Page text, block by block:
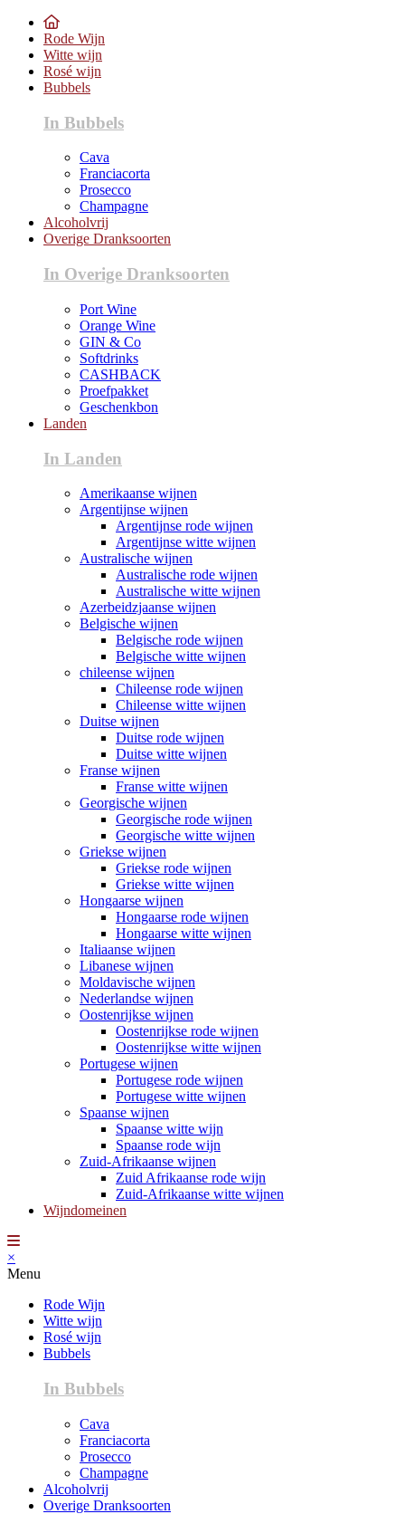
Rode Wijn
Witte wijn
Rosé wijn
Bubbels
In Bubbels
Cava
Franciacorta
Prosecco
Champagne
Alcoholvrij
Overige Dranksoorten
In Overige Dranksoorten
Port Wine
Orange Wine
GIN & Co
Softdrinks
CASHBACK
Proefpakket
Geschenkbon
Landen
In Landen
Amerikaanse wijnen
Argentijnse wijnen
Argentijnse rode wijnen
Argentijnse witte wijnen
Australische wijnen
Australische rode wijnen
Australische witte wijnen
Azerbeidzjaanse wijnen
Belgische wijnen
Belgische rode wijnen
Belgische witte wijnen
chileense wijnen
Chileense rode wijnen
Chileense witte wijnen
Duitse wijnen
Duitse rode wijnen
Duitse witte wijnen
Franse wijnen
Franse witte wijnen
Georgische wijnen
Georgische rode wijnen
Georgische witte wijnen
Griekse wijnen
Griekse rode wijnen
Griekse witte wijnen
Hongaarse wijnen
Hongaarse rode wijnen
Hongaarse witte wijnen
Italiaanse wijnen
Libanese wijnen
Moldavische wijnen
Nederlandse wijnen
Oostenrijkse wijnen
Oostenrijkse rode wijnen
Oostenrijkse witte wijnen
Portugese wijnen
Portugese rode wijnen
Portugese witte wijnen
Spaanse wijnen
Spaanse witte wijn
Spaanse rode wijn
Zuid-Afrikaanse wijnen
Zuid Afrikaanse rode wijn
Zuid-Afrikaanse witte wijnen
Wijndomeinen
×
Menu
Rode Wijn
Witte wijn
Rosé wijn
Bubbels
In Bubbels
Cava
Franciacorta
Prosecco
Champagne
Alcoholvrij
Overige Dranksoorten